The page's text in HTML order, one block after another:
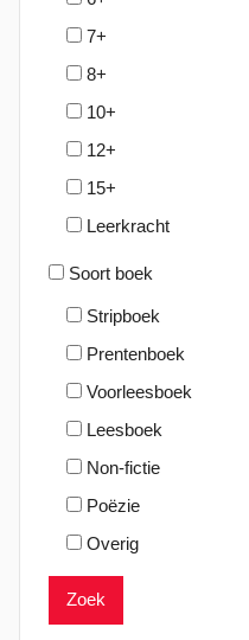
7+
8+
10+
12+
15+
Leerkracht
Soort boek
Stripboek
Prentenboek
Voorleesboek
Leesboek
Non-fictie
Poëzie
Overig